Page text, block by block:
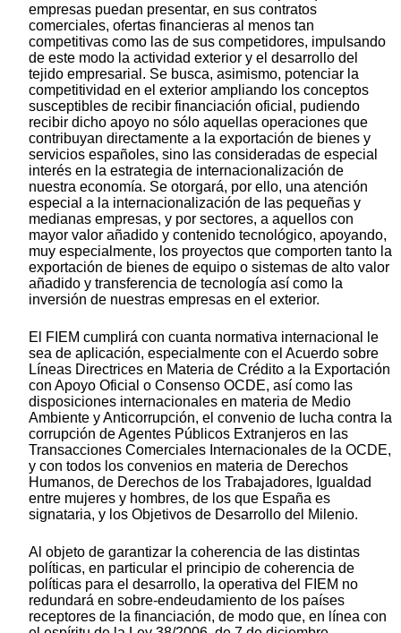
empresas puedan presentar, en sus contratos
comerciales, ofertas financieras al menos tan
competitivas como las de sus competidores, impulsando
de este modo la actividad exterior y el desarrollo del
tejido empresarial. Se busca, asimismo, potenciar la
competitividad en el exterior ampliando los conceptos
susceptibles de recibir financiación oficial, pudiendo
recibir dicho apoyo no sólo aquellas operaciones que
contribuyan directamente a la exportación de bienes y
servicios españoles, sino las consideradas de especial
interés en la estrategia de internacionalización de
nuestra economía. Se otorgará, por ello, una atención
especial a la internacionalización de las pequeñas y
medianas empresas, y por sectores, a aquellos con
mayor valor añadido y contenido tecnológico, apoyando,
muy especialmente, los proyectos que comporten tanto la
exportación de bienes de equipo o sistemas de alto valor
añadido y transferencia de tecnología así como la
inversión de nuestras empresas en el exterior.
El FIEM cumplirá con cuanta normativa internacional le
sea de aplicación, especialmente con el Acuerdo sobre
Líneas Directrices en Materia de Crédito a la Exportación
con Apoyo Oficial o Consenso OCDE, así como las
disposiciones internacionales en materia de Medio
Ambiente y Anticorrupción, el convenio de lucha contra la
corrupción de Agentes Públicos Extranjeros en las
Transacciones Comerciales Internacionales de la OCDE,
y con todos los convenios en materia de Derechos
Humanos, de Derechos de los Trabajadores, Igualdad
entre mujeres y hombres, de los que España es
signataria, y los Objetivos de Desarrollo del Milenio.
Al objeto de garantizar la coherencia de las distintas
políticas, en particular el principio de coherencia de
políticas para el desarrollo, la operativa del FIEM no
redundará en sobre-endeudamiento de los países
receptores de la financiación, de modo que, en línea con